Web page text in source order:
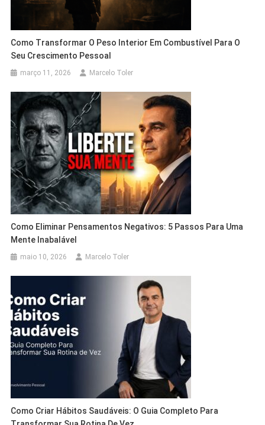
Como Transformar O Peso Interior Em Combustível Para O
Seu Crescimento Pessoal
março 11, 2026 Marcelo Toler
Como Eliminar Pensamentos Negativos: 5 Passos Para Uma
Mente Inabalável
maio 10, 2026 Marcelo Toler
Como Criar Hábitos Saudáveis: O Guia Completo Para